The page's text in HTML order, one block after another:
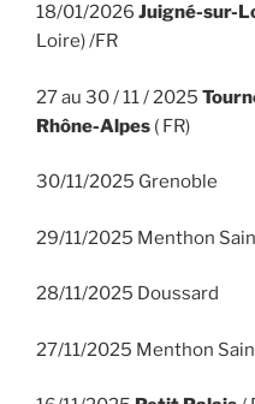
18/01/2026 Juigné-sur-
Loire) /FR
27 au 30 / 11 / 2025
Rhône-Alpes ( FR)
30/11/2025 Grenoble
29/11/2025 Menthon
28/11/2025 Doussard
27/11/2025 Menthon